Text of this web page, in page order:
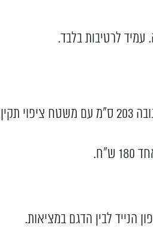
הנייד לבין הדגם במציאות.